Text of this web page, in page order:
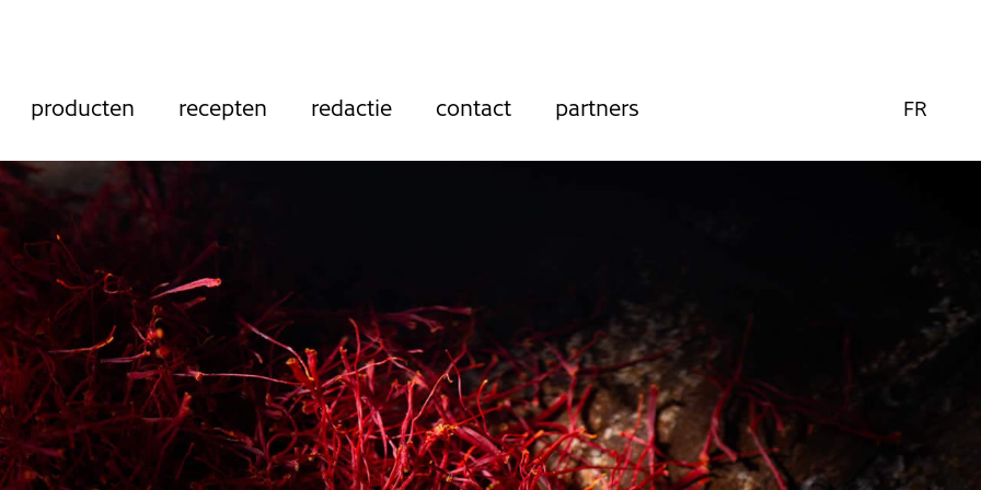
producten recepten redactie contact partners FR